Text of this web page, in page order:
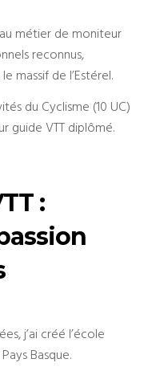
métier de moniteur
reconnus,
massif de l’Estérel.
du Cyclisme (10 UC)
guide VTT diplômé.
:
j’ai créé l’école
Basque.